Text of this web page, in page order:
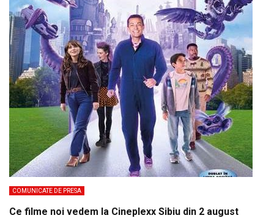
COMUNICATE DE PRESA
Ce filme noi vedem la Cineplexx Sibiu din 2 august